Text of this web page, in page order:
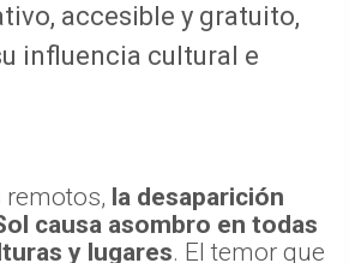
accesible y gratuito,
influencia cultural e
remotos, la desaparición
causa asombro en todas
y lugares. El temor que